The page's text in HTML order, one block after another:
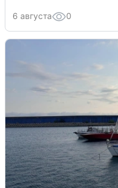
6 августа 0